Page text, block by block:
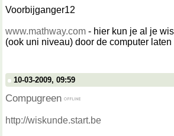
Voorbijganger12
www.mathway.com - hier kun je al je
(ook uni niveau) door de computer laten
10-03-2009, 09:59
Compugreen
http://wiskunde.start.be